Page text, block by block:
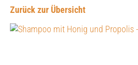
Zurück zur Übersicht